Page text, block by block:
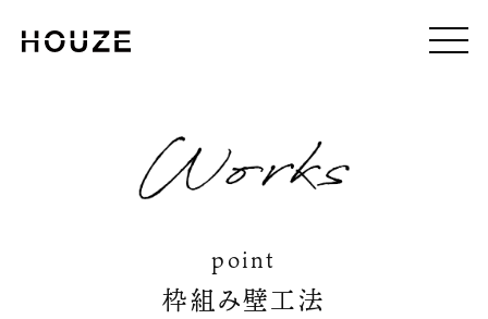
point
枠組み壁工法